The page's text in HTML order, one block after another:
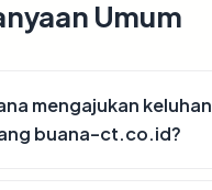
Umum
mengajukan keluhan
buana-ct.co.id?